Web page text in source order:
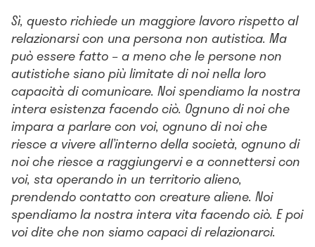
Sì, questo richiede un maggiore lavoro rispetto al
relazionarsi con una persona non autistica. Ma
può essere fatto – a meno che le persone non
autistiche siano più limitate di noi nella loro
capacità di comunicare. Noi spendiamo la nostra
intera esistenza facendo ciò. Ognuno di noi che
impara a parlare con voi, ognuno di noi che
riesce a vivere all’interno della società, ognuno di
noi che riesce a raggiungervi e a connettersi con
voi, sta operando in un territorio alieno,
prendendo contatto con creature aliene. Noi
spendiamo la nostra intera vita facendo ciò. E poi
voi dite che non siamo capaci di relazionarci.